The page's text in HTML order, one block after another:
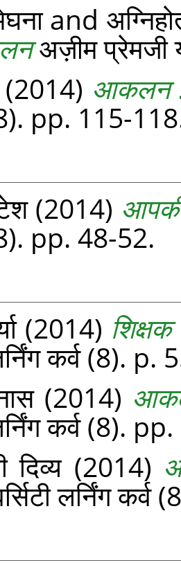
and
अज़ीम प्रेमजी
आकलन :
pp. 115-
(2014)
pp. 48-52.
(2014)
कर्व (8). p.
(2014)
कर्व (8).
दिव्य (2014)
लर्निंग